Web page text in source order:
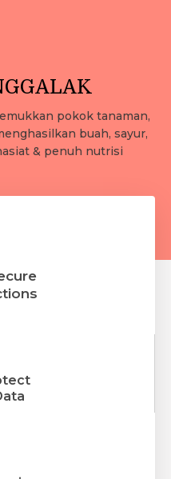
pokok tanaman,
buah, sayur,
& penuh nutrisi